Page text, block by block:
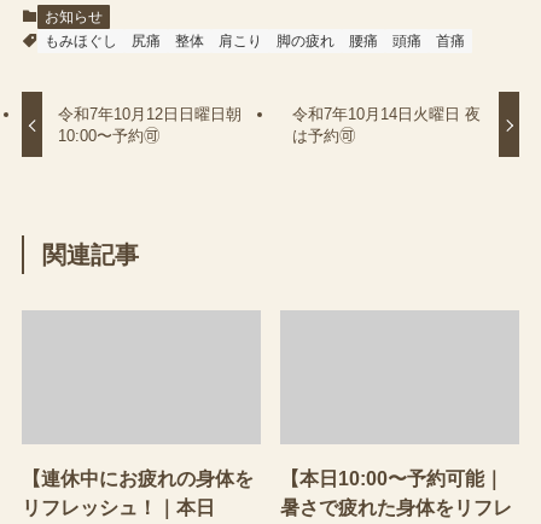
お知らせ
もみほぐし
尻痛 整体 肩こり 脚の疲れ 腰痛 頭痛 首痛
令和7年10月12日日曜日朝
10:00〜予約🉑
令和7年10月14日火曜日 夜
は予約🉑
関連記事
【連休中にお疲れの身体を
リフレッシュ！｜本日
【本日10:00〜予約可能｜
暑さで疲れた身体をリフレ